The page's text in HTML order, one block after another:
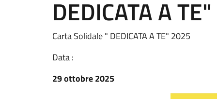
DEDICATA A
Carta Solidale " DEDICATA A TE" 2025
Data :
29 ottobre 2025